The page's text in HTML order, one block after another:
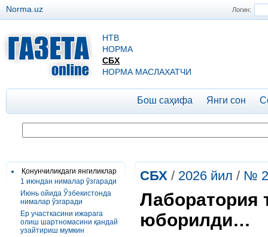
Логин:
Norma.uz
НТВ
НОРМА
СБХ
НОРМА МАСЛАХАТЧИ
Бош саҳифа Янги сон
Қонунчиликдаги янгиликлар
1 июндан нималар ўзгаради
Июнь ойида Ўзбекистонда
нималар ўзгаради
Ер участкасини ижарага
олиш шартномасини қандай
узайтириш мумкин
СБХ / 2026 йил / №
Лаборатория
юборилди…